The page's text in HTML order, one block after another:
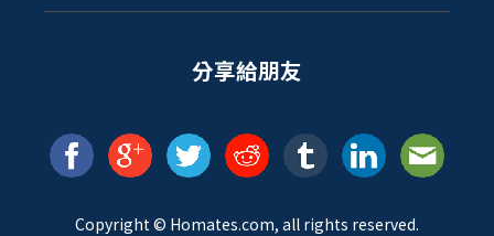
分享給朋友
Copyright © Homates.com, all rights reserved.